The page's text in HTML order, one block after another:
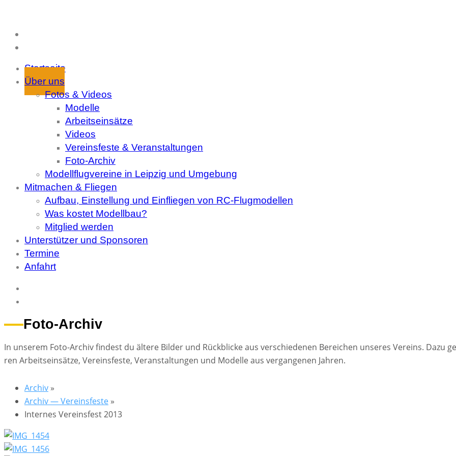
Startseite
Über uns
Fotos & Videos
Modelle
Arbeitseinsätze
Videos
Vereinsfeste & Veranstaltungen
Foto-Archiv
Modellflugvereine in Leipzig und Umgebung
Mitmachen & Fliegen
Aufbau, Einstellung und Einfliegen von RC-Flugmodellen
Was kostet Modellbau?
Mitglied werden
Unterstützer und Sponsoren
Termine
Anfahrt
Foto-Archiv
In un­se­rem Foto-Ar­chiv fin­dest du äl­te­re Bil­der und Rück­bli­cke aus ver­schie­de­nen Be­rei­chen un­se­res Ver­eins. Dazu
ren Ar­beits­ein­sät­ze, Ver­eins­fes­te, Ver­an­stal­tun­gen und Mo­del­le aus ver­gan­ge­nen Jah­ren.
Ar­chiv »
Ar­chiv — Ver­eins­fes­te »
In­ter­nes Ver­eins­fest 2013